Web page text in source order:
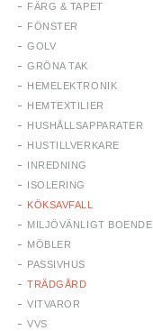
FÄRG & TAPET
FÖNSTER
GOLV
GRÖNA TAK
HEMELEKTRONIK
HEMTEXTILIER
HUSHÅLLSAPPARATER
HUSTILLVERKARE
INREDNING
ISOLERING
KÖKSAVFALL
MILJÖVÄNLIGT BOENDE
MÖBLER
PASSIVHUS
TRÄDGÅRD
VITVAROR
VVS